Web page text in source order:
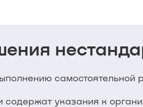
самостоятельной
указания к